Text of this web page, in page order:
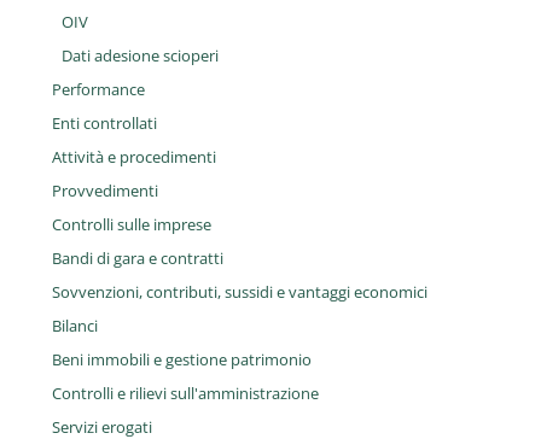
OIV
Dati adesione scioperi
Performance
Enti controllati
Attività e procedimenti
Provvedimenti
Controlli sulle imprese
Bandi di gara e contratti
Sovvenzioni, contributi, sussidi e vantaggi economici
Bilanci
Beni immobili e gestione patrimonio
Controlli e rilievi sull'amministrazione
Servizi erogati